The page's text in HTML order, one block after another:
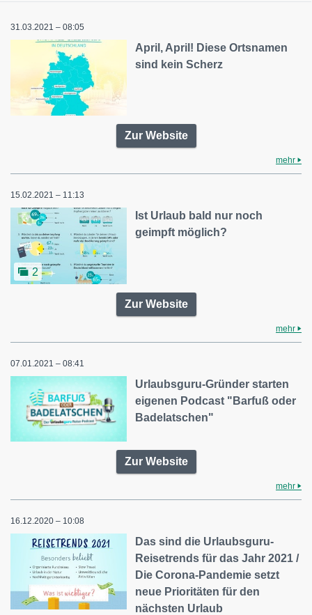
31.03.2021 – 08:05
April, April! Diese Ortsnamen
sind kein Scherz
Zur Website
mehr
15.02.2021 – 11:13
2
Ist Urlaub bald nur noch
geimpft möglich?
Zur Website
mehr
07.01.2021 – 08:41
Urlaubsguru-Gründer starten
eigenen Podcast "Barfuß oder
Badelatschen"
Zur Website
mehr
16.12.2020 – 10:08
Das sind die Urlaubsguru-
Reisetrends für das Jahr 2021 /
Die Corona-Pandemie setzt
neue Prioritäten für den
nächsten Urlaub